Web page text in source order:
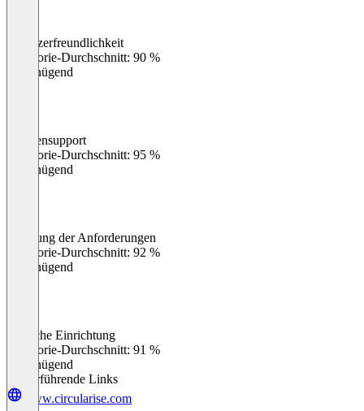
Benutzerfreundlichkeit
Kategorie-Durchschnitt: 90 %
Ungenügend
Kundensupport
Kategorie-Durchschnitt: 95 %
Ungenügend
Erfüllung der Anforderungen
Kategorie-Durchschnitt: 92 %
Ungenügend
Einfache Einrichtung
Kategorie-Durchschnitt: 91 %
Ungenügend
Weiterführende Links
www.circularise.com